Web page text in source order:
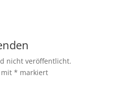
nicht veröffentlicht.
mit * markiert